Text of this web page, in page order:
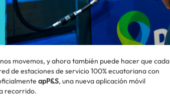
movemos, y ahora también puede hacer que cada
de estaciones de servicio 100% ecuatoriana con
apP&S, una nueva aplicación móvil
recorrido.